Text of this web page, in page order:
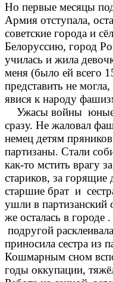
Но первые месяцы
Армия отступала,
советские города и
Белоруссию, город
училась и жила
меня (было ей всего
представить не
явися к народу
Ужасы войны юные
сразу. Не жаловал
немец детям
партизаны. Стали
как-то мстить врагу
стариков, за
старшие брат и
ушли в партизанский
же осталась в городе
подругой
приносила сестра из
Кошмарным сном
годы оккупации,